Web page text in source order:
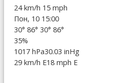
24 km/h 15 mph
Пон, 10 15:00
30° 86° 30° 86°
35%
1017 hPa30.03 inHg
29 km/h E18 mph E